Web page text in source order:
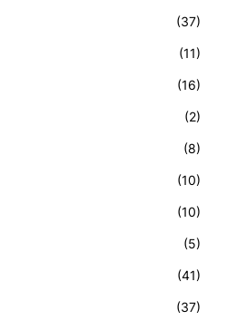
(37)
(11)
(16)
(2)
(8)
(10)
(10)
(5)
(41)
(37)